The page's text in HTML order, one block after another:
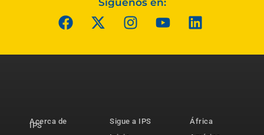
Síguenos en:
Acerca de
IPS
Sigue a IPS
África